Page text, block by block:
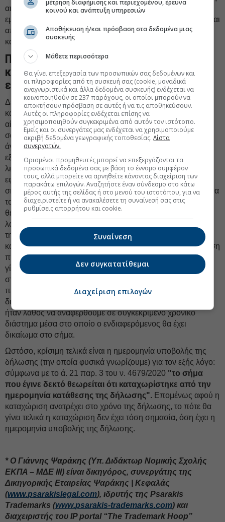
αιτιάσεις των τρίτων, το σήμα καταχωρίζεται. Πλέον έχουμε
εμπορικό σήμα (αυτό όμως δεν σημαίνει ότι το σήμα είναι και
απρόσβλητο - βλ. ερώτημα " Έχω εμπορικό σήμα. Το
καταχώρισα στο Μητρώο Σημάτων. Είμαι ασφαλής;").
Πόσο χρόνο χρειάζεται για να γίνει η
καταχώριση και να είμαι δικαιούχος
εμπορικού σήματος;
Δεν υπάρχει συγκεκριμένος χρόνος στον οποίο μπορεί
κάποιος να σας διαβεβαιώσει ότι μετά την υποβολή της
αίτησης κατάθεσης σήματος θα έχετε δικαίωμα στο σήμα
σας - ότι δηλαδή θα γίνει η καταχώριση. Αυτό διότι είναι
άγνωστο το πότε θα εξετάσει το σήμα σας ο Εξεταστής (το
εξετάζει για ορισμένους λόγους απαραδέκτου - τους
λεγόμενους απόλυτους λόγους απαραδέκτου). Κατόπιν,
εφόσον κρίνει ότι δεν συντρέχουν τέτοιοι, δημοσιεύει το
σήμα και πλέον τρίτοι έχουν στη διάθεσή τους τρεις μήνες να
το προσβάλλουν (για οποιονδήποτε λόγο και ιδίως εάν
θεωρούν ότι προσβάλλει δικό τους δικαίωμα π.χ. σε σήμα
λόγω κινδύνου σύγχυσης). Εάν παρέλθει το τρίμηνο χωρίς
την άσκηση "ανακοπής", τότε λέμε ότι το σήμα
καταχωρίζεται. Ωστόσο, εάν ασκηθεί ανακοπή, η καταχώριση
προϋποθέτει ότι η ανακοπή θα απορριφθεί. Αν η ανακοπή
γίνει δεκτή, ο επίδοξος σηματούχος μπορεί να απευθυνθεί
στα Διοικητικά Δικαστήρια και να δικαιωθεί. Σε εκείνη την
περίπτωση, η καταχώριση θα γίνει με την τελεσιδικία της
δικαστικής απόφασης. Για όλους αυτούς τους λόγους θα
ήταν λάθος να αναφερθούμε σε συγκεκριμένο χρονικό
διάστημα μέσα στο οποίο ο ενδιαφερόμενος θα έχει
δικαίωμα στο σήμα.
Ωστόσο, κρίσιμη τελικά είναι η ημερομηνία υποβολής της
δήλωσης (την οποία φυσικά γνωρίζουμε) για τον εξής λόγο:
σύμφωνα με το ά. 21 παρ. 3 του ν. 4679/2020 "το σήμα
που έγινε δεκτό θεωρείται ότι καταχωρίστηκε από την
ημερομηνία κατάθεσης της δήλωσης". Επομένως αφού η
καταχώριση ανατρέχει στο χρόνο της δήλωσης, το πότε θα
γίνει τελικά η καταχώριση δεν έχει τόση σημασία, όση έχει η
ημερομηνία υποβολής της δήλωσης.
* Ο Γιάννης Ψαράκης (Υπ. Διδάκτωρ Νομικής Σχολής
ΕΚΠΑ – ΜΔΕ ΙΙΙ) είναι δικηγόρος, συνεργάτης της
Δικηγορικής Εταιρείας Ψαράκης | Κεφαλάς
(www.psarakislegal.com), ιδρυτής της Psarakis
Trademarks (www.psarakis-trademarks.com) και
διαχειριστής του IP portal“The Trademark Hoop”
μέτρηση διαφήμισης και περιεχομένου, έρευνα
κοινού και ανάπτυξη υπηρεσιών
Αποθήκευση ή/και πρόσβαση στα δεδομένα μιας
συσκευής
Μάθετε περισσότερα
Θα γίνει επεξεργασία των προσωπικών σας δεδομένων και
οι πληροφορίες από τη συσκευή σας (cookie, μοναδικά
αναγνωριστικά και άλλα δεδομένα συσκευής) ενδέχεται να
κοινοποιηθούν σε 237 παρόχους, οι οποίοι μπορούν να
αποκτήσουν πρόσβαση σε αυτές ή να τις αποθηκεύσουν.
Αυτές οι πληροφορίες ενδέχεται επίσης να
χρησιμοποιηθούν συγκεκριμένα από αυτόν τον ιστότοπο.
Εμείς και οι συνεργάτες μας ενδέχεται να χρησιμοποιούμε
ακριβή δεδομένα γεωγραφικής τοποθεσίας.Λίστα
συνεργατών.
Ορισμένοι προμηθευτές μπορεί να επεξεργάζονται τα
προσωπικά δεδομένα σας με βάση το έννομο συμφέρον
τους, αλλά μπορείτε να αρνηθείτε κάνοντας διαχείριση των
παρακάτω επιλογών. Αναζητήστε έναν σύνδεσμο στο κάτω
μέρος αυτής της σελίδας ή στο μενού του ιστοτόπου, για να
διαχειριστείτε ή να ανακαλέσετε τη συναίνεσή σας στις
ρυθμίσεις απορρήτου και cookie.
Συναίνεση
Δεν συγκατατίθεμαι
Διαχείριση επιλογών